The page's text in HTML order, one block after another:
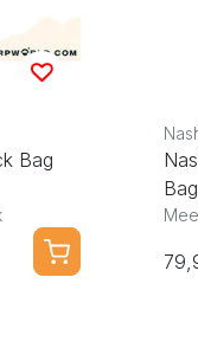
Bag
Bag